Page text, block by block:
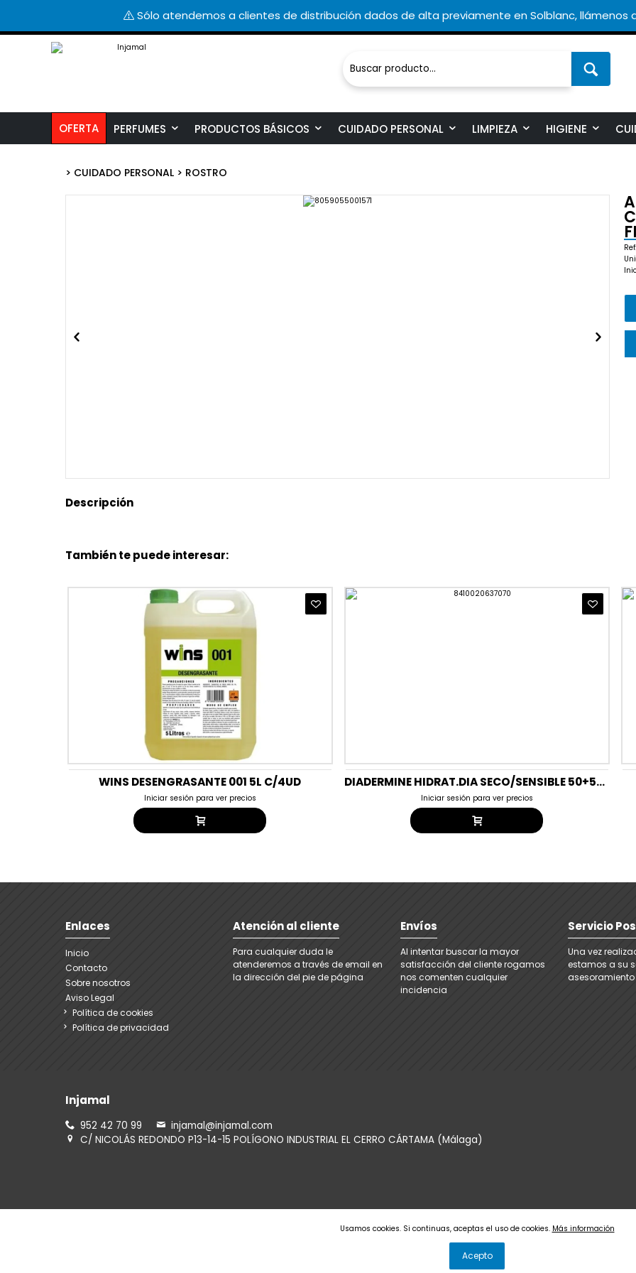
Sólo atendemos a clientes de distribución dados de alta previamente en Solblanc, llámenos
OFERTA PERFUMES PRODUCTOS BÁSICOS CUIDADO PERSONAL LIMPIEZA HIGIENE
Usamos cookies. Si continuas, aceptas el uso de cookies. Más información
Acepto
> CUIDADO PERSONAL > ROSTRO
Descripción
También te puede interesar:
WINS DESENGRASANTE 001 5L C/4UD
Iniciar sesión para ver precios
DIADERMINE HIDRAT.DIA SECO/SENSIBLE 50+50ML (DUPLO)
Iniciar sesión para ver precios
Enlaces
Inicio
Contacto
Sobre nosotros
Aviso Legal
Política de cookies
Política de privacidad
Atención al cliente
Para cualquier duda le
atenderemos a través de email en
la dirección del pie de página
Envíos
Al intentar buscar la mayor
satisfacción del cliente rogamos
nos comenten cualquier
incidencia
Servicio
Una vez
estamos a su
asesoramiento
Injamal
952 42 70 99
injamal@injamal.com
C/ NICOLÁS REDONDO P13-14-15 POLÍGONO INDUSTRIAL EL CERRO CÁRTAMA (Málaga)